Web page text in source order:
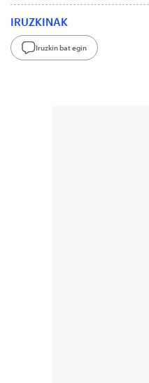
IRUZKINAK
Iruzkin bat egin